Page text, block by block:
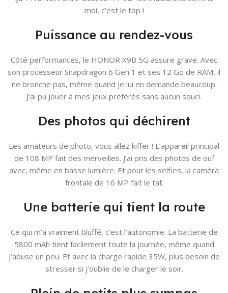
moi, c’est le top !
Puissance au rendez-vous
Côté performances, le HONOR X9B 5G assure grave. Avec
son processeur Snapdragon 6 Gen 1 et ses 12 Go de RAM, il
ne bronche pas, même quand je lui en demande beaucoup.
J’ai pu jouer à mes jeux préférés sans aucun souci.
Des photos qui déchirent
Les amateurs de photo, vous allez kiffer ! L’appareil principal
de 108 MP fait des merveilles. J’ai pris des photos de ouf
avec, même en basse lumière. Et pour les selfies, la caméra
frontale de 16 MP fait le taf.
Une batterie qui tient la route
Ce qui m’a vraiment bluffé, c’est l’autonomie. La batterie de
5800 mAh tient facilement toute la journée, même quand
j’abuse un peu. Et avec la charge rapide 35W, plus besoin de
stresser si j’oublie de le charger le soir.